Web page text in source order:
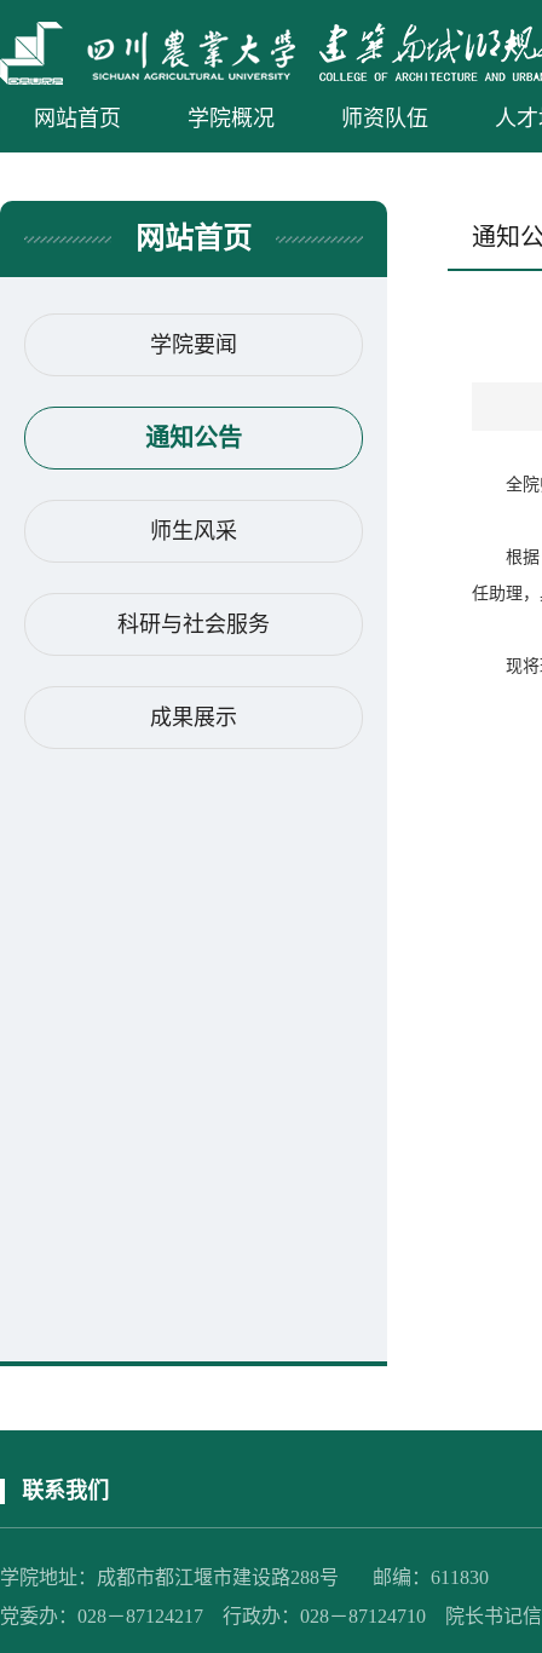
网站首页 学院概况 师资队伍 人
网站首页
学院要闻
通知公告
师生风采
科研与社会服务
成果展示
通知
全
根
任助理
现
联系我们
学院地址：成都市都江堰市建设路288号 邮编：611830
党委办：028－87124217 行政办：028－87124710 院长书记信